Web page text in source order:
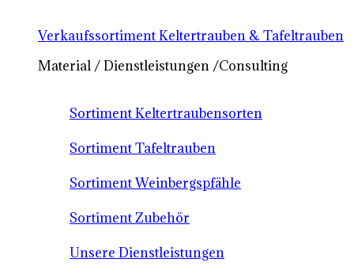
Verkaufssortiment Keltertrauben & Tafeltrauben
Material / Dienstleistungen /Consulting
Sortiment Keltertraubensorten
Sortiment Tafeltrauben
Sortiment Weinbergspfähle
Sortiment Zubehör
Unsere Dienstleistungen